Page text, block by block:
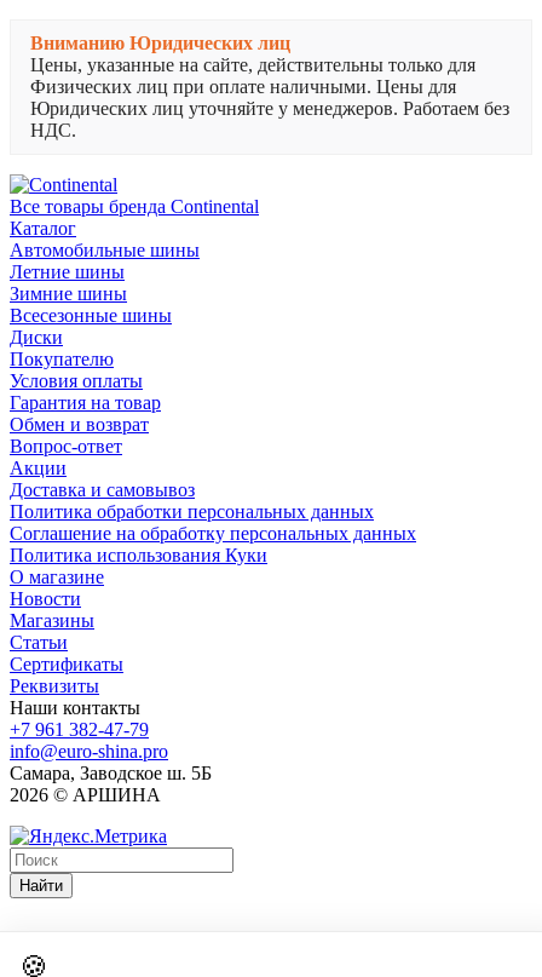
Вниманию Юридических лиц
Цены, указанные на сайте, действительны только для
Физических лиц при оплате наличными. Цены для
Юридических лиц уточняйте у менеджеров. Работаем без
НДС.
Все товары бренда Continental
Каталог
Автомобильные шины
Летние шины
Зимние шины
Всесезонные шины
Диски
Покупателю
Условия оплаты
Гарантия на товар
Обмен и возврат
Вопрос-ответ
Акции
Доставка и самовывоз
Политика обработки персональных данных
Соглашение на обработку персональных данных
Политика использования Куки
О магазине
Новости
Магазины
Статьи
Сертификаты
Реквизиты
Наши контакты
+7 961 382-47-79
info@euro-shina.pro
Самара, Заводское ш. 5Б
2026 © АРШИНА
Найти
🍪